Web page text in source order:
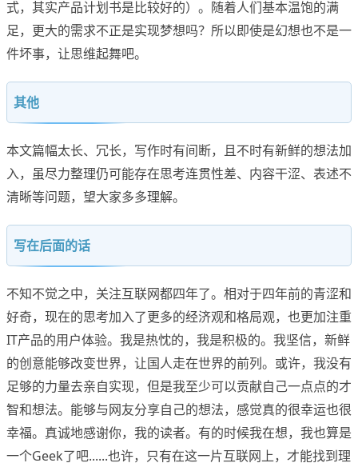
式，其实产品计划书是比较好的）。随着人们基本温饱的满
足，更大的需求不正是实现梦想吗？所以即使是幻想也不是一
件坏事，让思维起舞吧。
其他
本文篇幅太长、冗长，写作时有间断，且不时有新鲜的想法加
入，虽尽力整理仍可能存在思考连贯性差、内容干涩、表述不
清晰等问题，望大家多多理解。
写在后面的话
不知不觉之中，关注互联网都四年了。相对于四年前的青涩和
好奇，现在的思考加入了更多的经济观和格局观，也更加注重
IT产品的用户体验。我是热忱的，我是积极的。我坚信，新鲜
的创意能够改变世界，让国人走在世界的前列。或许，我没有
足够的力量去亲自实现，但是我至少可以贡献自己一点点的才
智和想法。能够与网友分享自己的想法，感觉真的很幸运也很
幸福。真诚地感谢你，我的读者。有的时候我在想，我也算是
一个Geek了吧......也许，只有在这一片互联网上，才能找到理